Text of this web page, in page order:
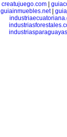
creatujuego.com|
guiainmuebles.net|